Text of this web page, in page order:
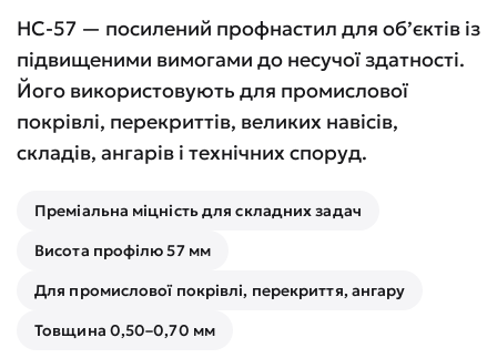
НС-57 — посилений профнастил для об’єктів із
підвищеними вимогами до несучої здатності.
Його використовують для промислової
покрівлі, перекриттів, великих навісів,
складів, ангарів і технічних споруд.
Преміальна міцність для складних задач
Висота профілю 57 мм
Для промислової покрівлі, перекриття, ангару
Товщина 0,50–0,70 мм